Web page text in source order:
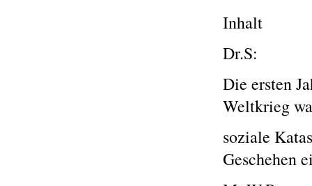
Inhalt
Dr.S:
Die ersten
Weltkrieg
soziale
Geschehen